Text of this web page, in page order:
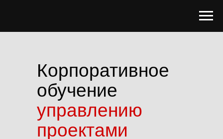
Корпоративное
обучение
управлению
проектами